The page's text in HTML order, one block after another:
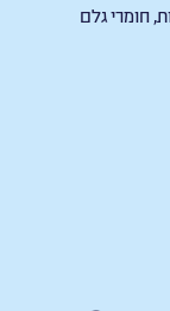
חומרי גלם